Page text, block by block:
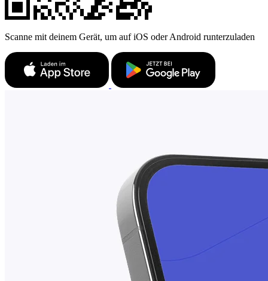
Scanne mit deinem Gerät, um auf iOS oder Android runterzuladen